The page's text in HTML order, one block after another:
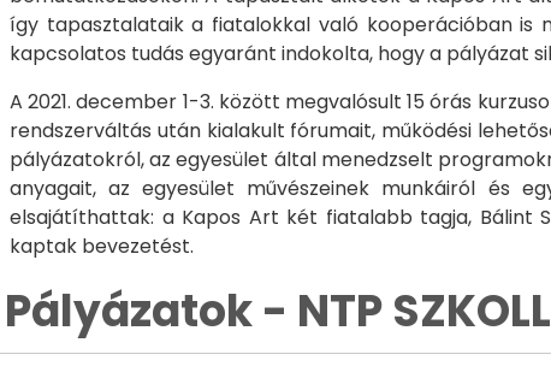
így tapasztalataik a fiatalokkal való kooperációban is
kapcsolatos tudás egyaránt indokolta, hogy a pályázat
A 2021. december 1-3. között megvalósult 15 órás
rendszerváltás után kialakult fórumait, működési
pályázatokról, az egyesület által menedzselt
anyagait, az egyesület művészeinek munkáiról és
elsajátíthattak: a Kapos Art két fiatalabb tagja, Bálint
kaptak bevezetést.
Pályázatok - NTP